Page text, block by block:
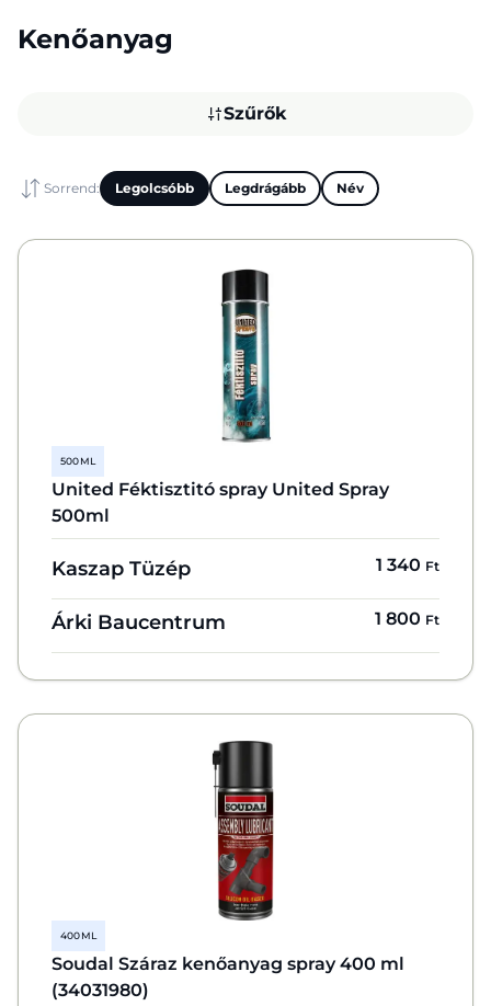
Kenőanyag
Szűrők
Sorrend: Legolcsóbb Legdrágább Név
500 ML
United Féktisztitó spray United Spray
500ml
Kaszap Tüzép 1 340 Ft
Árki Baucentrum 1 800 Ft
400 ML
Soudal Száraz kenőanyag spray 400 ml
(34031980)